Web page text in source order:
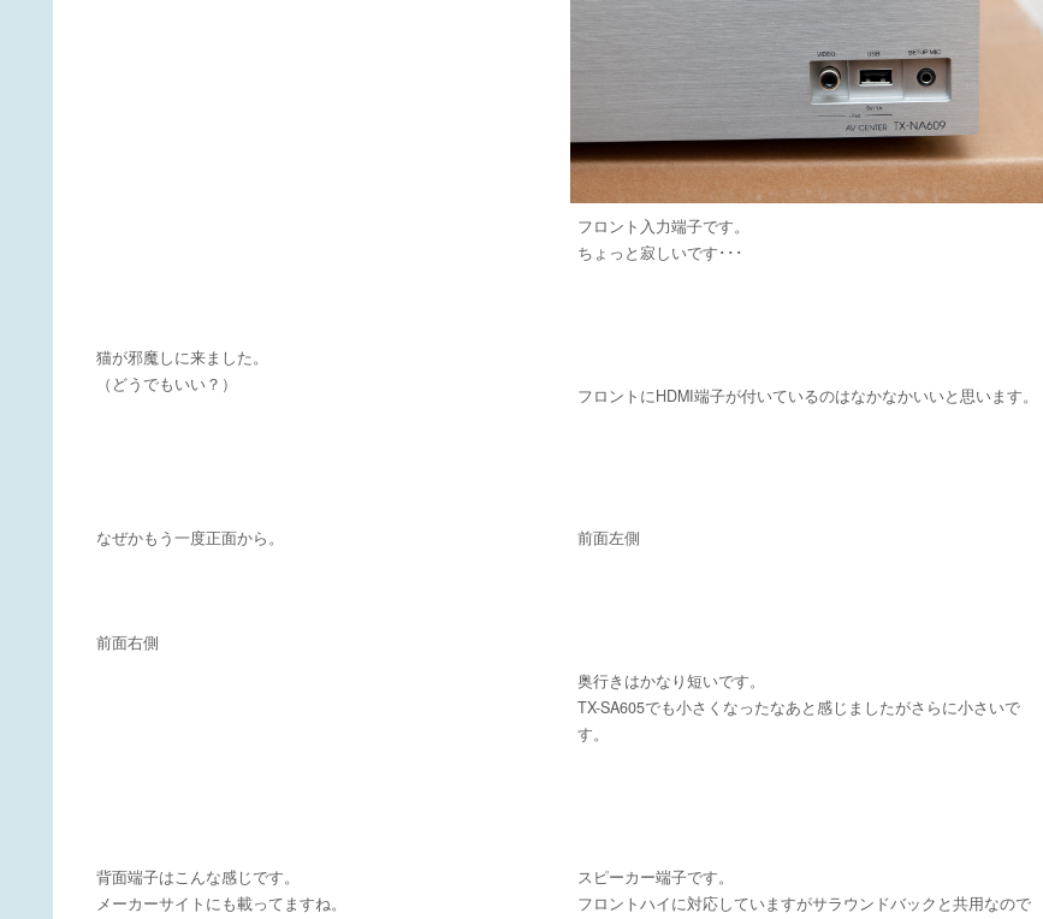
フロント入力端子です。
ちょっと寂しいです･･･
猫が邪魔しに来ました。
（どうでもいい？）
フロントにHDMI端子が付いているのはなかなかいいと思います。
なぜかもう一度正面から。 前面左側
前面右側
奥行きはかなり短いです。
TX-SA605でも小さくなったなあと感じましたがさらに小さいで
す。
背面端子はこんな感じです。
メーカーサイトにも載ってますね。
スピーカー端子です。
フロントハイに対応していますがサラウンドバックと共用なので